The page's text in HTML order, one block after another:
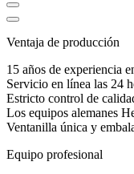
Ventaja de producción
15 años de experiencia
Servicio en línea las 24
Estricto control de
Los equipos alemanes
Ventanilla única y
Equipo profesional